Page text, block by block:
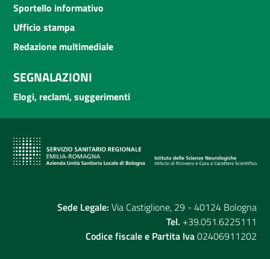
Sportello informativo
Ufficio stampa
Redazione multimediale
SEGNALAZIONI
Elogi, reclami, suggerimenti
Sede Legale: Via Castiglione, 29 - 40124 Bologna
Tel. +39.051.6225111
Codice fiscale e Partita Iva02406911202